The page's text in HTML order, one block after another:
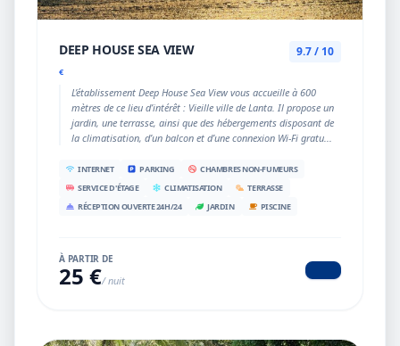
DEEP HOUSE SEA VIEW
€
9.7 / 10
L’établissement Deep House Sea View vous accueille à 600
mètres de ce lieu d’intérêt : Vieille ville de Lanta. Il propose un
jardin, une terrasse, ainsi que des hébergements disposant de
la climatisation, d’un balcon et d’une connexion Wi-Fi gratu...
INTERNET PARKING
CHAMBRES NON-FUMEURS
SERVICE D'ÉTAGE
CLIMATISATION
TERRASSE
RÉCEPTION OUVERTE 24H/24
JARDIN PISCINE
À PARTIR DE
25 €/ nuit